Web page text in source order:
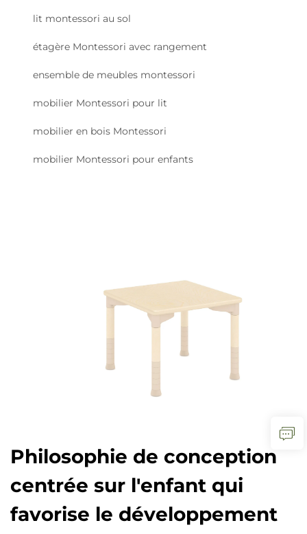
lit montessori au sol
étagère Montessori avec rangement
ensemble de meubles montessori
mobilier Montessori pour lit
mobilier en bois Montessori
mobilier Montessori pour enfants
Philosophie de conception
centrée sur l'enfant qui
favorise le développement